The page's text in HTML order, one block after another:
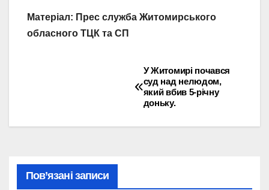
Матеріал: Прес служба Житомирського
обласного ТЦК та СП
У Житомирі почався
суд над нелюдом,
який вбив 5-річну
доньку.
Пов’язані записи